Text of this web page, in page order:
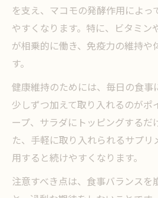
を支え、マコモの発酵作用によっ
やすくなります。特に、ビタミン
が相乗的に働き、免疫力の維持や
す。
健康維持のためには、毎日の食事
少しずつ加えて取り入れるのがポ
ープ、サラダにトッピングするだ
た、手軽に取り入れられるサプ
用すると続けやすくなります。
注意すべき点は、食事バランスを